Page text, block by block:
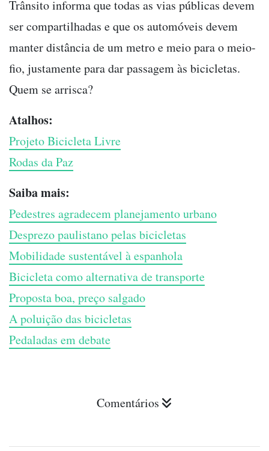
Trânsito informa que todas as vias públicas devem
ser compartilhadas e que os automóveis devem
manter distância de um metro e meio para o meio-
fio, justamente para dar passagem às bicicletas.
Quem se arrisca?
Atalhos:
Projeto Bicicleta Livre
Rodas da Paz
Saiba mais:
Pedestres agradecem planejamento urbano
Desprezo paulistano pelas bicicletas
Mobilidade sustentável à espanhola
Bicicleta como alternativa de transporte
Proposta boa, preço salgado
A poluição das bicicletas
Pedaladas em debate
Comentários